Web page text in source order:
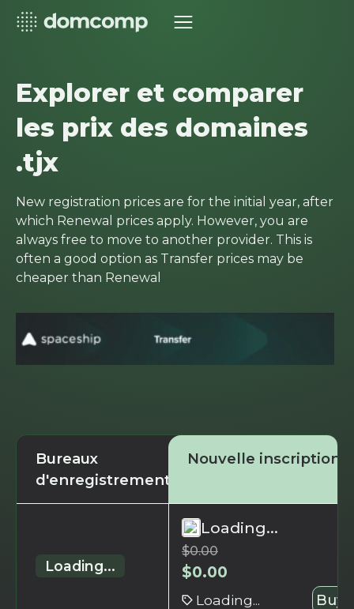
Explorer et comparer
les prix des domaines
.tjx
New registration prices are for the initial year, after
which Renewal prices apply. However, you are
always free to move to another provider. This is
often a good option as Transfer prices may be
cheaper than Renewal
Bureaux
d'enregistrement
Nouvelle inscription
Loading...
Loading...
$0.00
$0.00
Loading... Buy